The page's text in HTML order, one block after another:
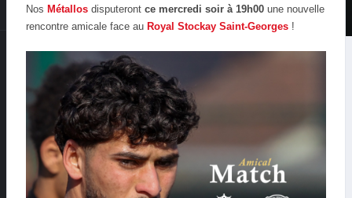
Nos Métallos disputeront ce mercredi soir à 19h00 une nouvelle
rencontre amicale face au Royal Stockay Saint-Georges !